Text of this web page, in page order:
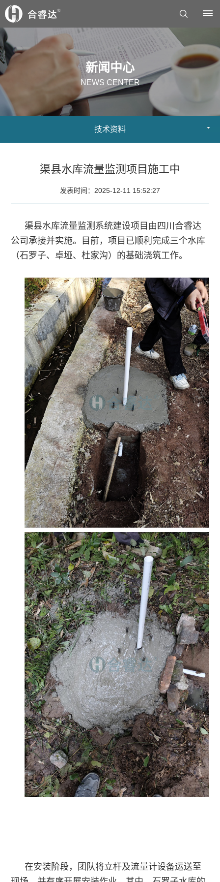
首
于
公
司
介
公
司
愿
景
资
质
荣
誉
合
作
伙
伴
解
决
案
安
监
测
智
慧
水
利
智
慧
水
电
智
慧
城
市
智
慧
灌
区
管
道
监
测
产
中
心
软
件
硬
件
工
程
案
例
技
术
资
料
新
闻
中
心
公
司
新
闻
行
业
资
讯
常
见
联
系
我
们
加
入
我
们
在
线
留
新闻中心
NEWS CENTER
技术资料
渠县水库流量监测项目施工中
发表时间：2025-12-11 15:52:27
渠县水库流量监测系统建设项目由四川合睿达
公司承接并实施。目前，项目已顺利完成三个水库
（石罗子、卓垭、杜家沟）的基础浇筑工作。
在安装阶段，团队将立杆及流量计设备运送至